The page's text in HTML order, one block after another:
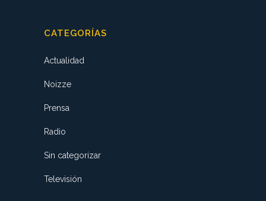
CATEGORÍAS
Actualidad
Noizze
Prensa
Radio
Sin categorizar
Televisión